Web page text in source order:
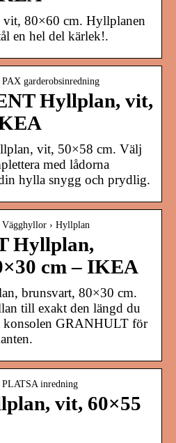
80×60 cm. Hyllplanen
en hel del kärlek!.
garderobsinredning
Hyllplan, vit,
vit, 50×58 cm. Välj
med lådorna
hylla snygg och prydlig.
› Hyllplan
Hyllplan,
cm – IKEA
brunsvart, 80×30 cm.
till exakt den längd du
konsolen GRANHULT för
inredning
vit, 60×55